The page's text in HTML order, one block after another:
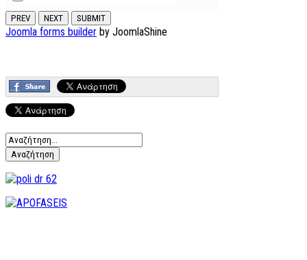
PREV NEXT SUBMIT
Joomla forms builder by JoomlaShine